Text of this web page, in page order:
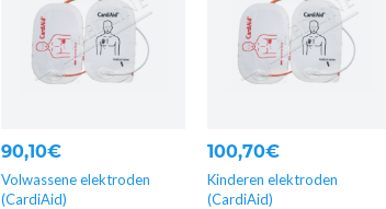
90,10€
Volwassene elektroden
(CardiAid)
100,70€
Kinderen elektroden
(CardiAid)